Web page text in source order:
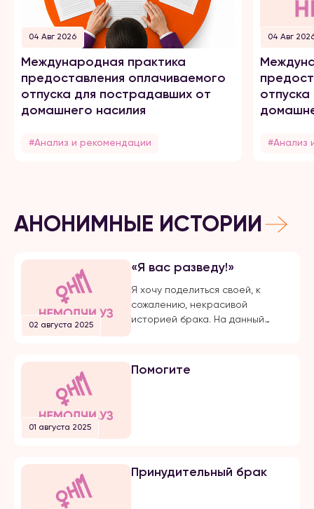
04 Авг 2026
Международная практика
предоставления оплачиваемого
отпуска для пострадавших от
домашнего насилия
#Анализ и рекомендации
04 Авг
#Анализ
АНОНИМНЫЕ ИСТОРИИ
02 августа 2025
«Я вас разведу!»
Я хочу поделиться своей, к
сожалению, некрасивой
историей брака. На данный
публичной травле, оскорблениям
мне сделал предложение. Мы […]
01 августа 2025
Помогите
Принудительный брак